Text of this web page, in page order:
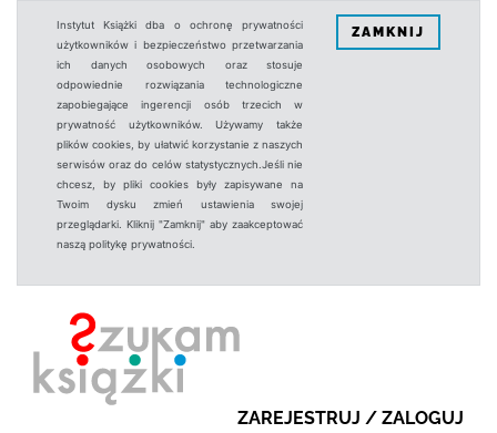
Instytut Książki dba o ochronę prywatności
użytkowników i bezpieczeństwo przetwarzania
ich danych osobowych oraz stosuje
odpowiednie rozwiązania technologiczne
zapobiegające ingerencji osób trzecich w
prywatność użytkowników. Używamy także
plików cookies, by ułatwić korzystanie z naszych
serwisów oraz do celów statystycznych.Jeśli nie
chcesz, by pliki cookies były zapisywane na
Twoim dysku zmień ustawienia swojej
przeglądarki. Kliknij "Zamknij" aby zaakceptować
naszą politykę prywatności.
ZAMKNIJ
ZAREJESTRUJ / ZALOGUJ